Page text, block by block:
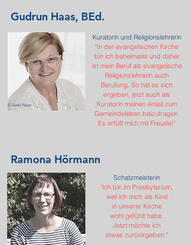
Gudrun Haas, BEd.
© Sarah Raiser
Kuratorin und Religionslehrerin
"In der evangelischen Kirche
bin ich beheimatet und daher
ist mein Beruf als evangelische
Religionslehrerin auch
Berufung. So hat es sich
ergeben, jetzt auch als
Kuratorin meinen Anteil zum
Gemeindeleben beizutragen.
Es erfüllt mich mit Freude!"
Ramona Hörmann
Schatzmeisterin
"Ich bin im Presbyterium,
weil ich mich als Kind
in unserer Kirche
wohl gefühlt habe.
Jetzt möchte ich
etwas zurückgeben."